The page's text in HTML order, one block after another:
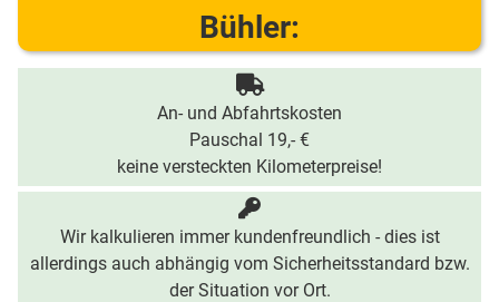
Bühler:
An- und Abfahrtskosten
Pauschal 19,- €
keine versteckten Kilometerpreise!
Wir kalkulieren immer kundenfreundlich - dies ist
allerdings auch abhängig vom Sicherheitsstandard bzw.
der Situation vor Ort.